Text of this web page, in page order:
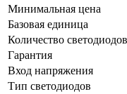
Минимальная цена
Базовая единица
Количество светодиодов
Гарантия
Вход напряжения
Тип светодиодов